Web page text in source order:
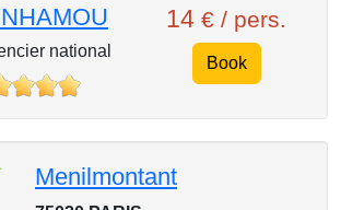
national
14 € / pers.
Book
Menilmontant